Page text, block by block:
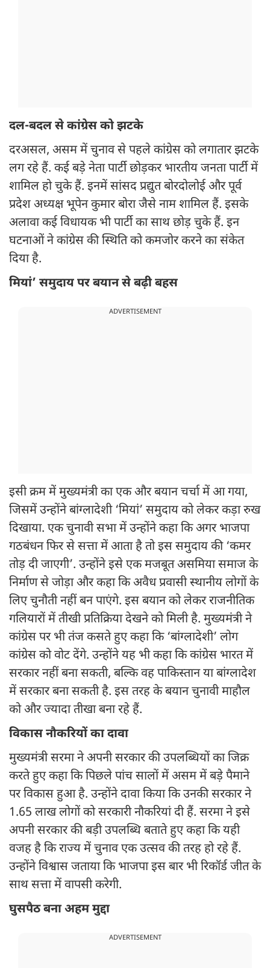
दल-बदल से कांग्रेस को झटके
दरअसल, असम में चुनाव से पहले कांग्रेस को लगातार झटके
लग रहे हैं. कई बड़े नेता पार्टी छोड़कर भारतीय जनता पार्टी में
शामिल हो चुके हैं. इनमें सांसद प्रद्युत बोरदोलोई और पूर्व
प्रदेश अध्यक्ष भूपेन कुमार बोरा जैसे नाम शामिल हैं. इसके
अलावा कई विधायक भी पार्टी का साथ छोड़ चुके हैं. इन
घटनाओं ने कांग्रेस की स्थिति को कमजोर करने का संकेत
दिया है.
मियां’ समुदाय पर बयान से बढ़ी बहस
ADVERTISEMENT
इसी क्रम में मुख्यमंत्री का एक और बयान चर्चा में आ गया,
जिसमें उन्होंने बांग्लादेशी ‘मियां’ समुदाय को लेकर कड़ा रुख
दिखाया. एक चुनावी सभा में उन्होंने कहा कि अगर भाजपा
गठबंधन फिर से सत्ता में आता है तो इस समुदाय की ‘कमर
तोड़ दी जाएगी’. उन्होंने इसे एक मजबूत असमिया समाज के
निर्माण से जोड़ा और कहा कि अवैध प्रवासी स्थानीय लोगों के
लिए चुनौती नहीं बन पाएंगे. इस बयान को लेकर राजनीतिक
गलियारों में तीखी प्रतिक्रिया देखने को मिली है. मुख्यमंत्री ने
कांग्रेस पर भी तंज कसते हुए कहा कि ‘बांग्लादेशी’ लोग
कांग्रेस को वोट देंगे. उन्होंने यह भी कहा कि कांग्रेस भारत में
सरकार नहीं बना सकती, बल्कि वह पाकिस्तान या बांग्लादेश
में सरकार बना सकती है. इस तरह के बयान चुनावी माहौल
को और ज्यादा तीखा बना रहे हैं.
विकास नौकरियों का दावा
मुख्यमंत्री सरमा ने अपनी सरकार की उपलब्धियों का जिक्र
करते हुए कहा कि पिछले पांच सालों में असम में बड़े पैमाने
पर विकास हुआ है. उन्होंने दावा किया कि उनकी सरकार ने
1.65 लाख लोगों को सरकारी नौकरियां दी हैं. सरमा ने इसे
अपनी सरकार की बड़ी उपलब्धि बताते हुए कहा कि यही
वजह है कि राज्य में चुनाव एक उत्सव की तरह हो रहे हैं.
उन्होंने विश्वास जताया कि भाजपा इस बार भी रिकॉर्ड जीत के
साथ सत्ता में वापसी करेगी.
घुसपैठ बना अहम मुद्दा
ADVERTISEMENT